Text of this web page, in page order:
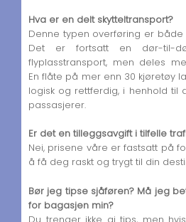
Hva er en delt skytteltransport?
Denne typen overføring er både
Det er fortsatt en dør-til-
flyplasstransport, men deles
En flåte på mer enn 30 kjøretøy
logisk og rettferdig, i henhold til
passasjerer.
Er det en tilleggsavgift i tilfelle
Nei, prisene våre er fastsatt på
å få deg raskt og trygt til din
Bør jeg tipse sjåføren? Må jeg
for bagasjen min?